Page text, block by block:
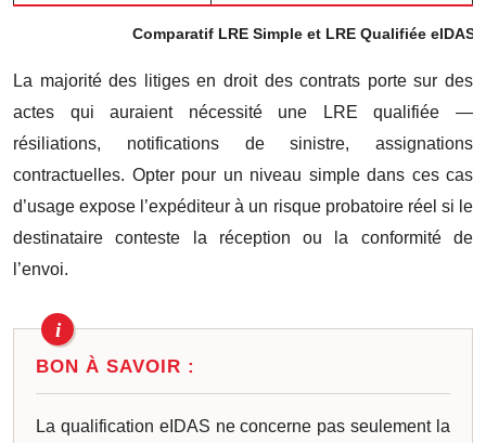
Comparatif LRE Simple et LRE Qualifiée
La majorité des litiges en droit des contrats porte sur des
actes qui auraient nécessité une LRE qualifiée —
résiliations, notifications de sinistre, assignations
contractuelles. Opter pour un niveau simple dans ces cas
d’usage expose l’expéditeur à un risque probatoire réel si le
destinataire conteste la réception ou la conformité de
l’envoi.
BON À SAVOIR :
La qualification eIDAS ne concerne pas seulement la